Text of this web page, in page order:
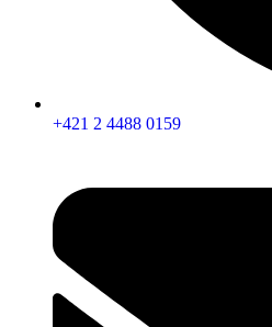
+421 2 4488 0159